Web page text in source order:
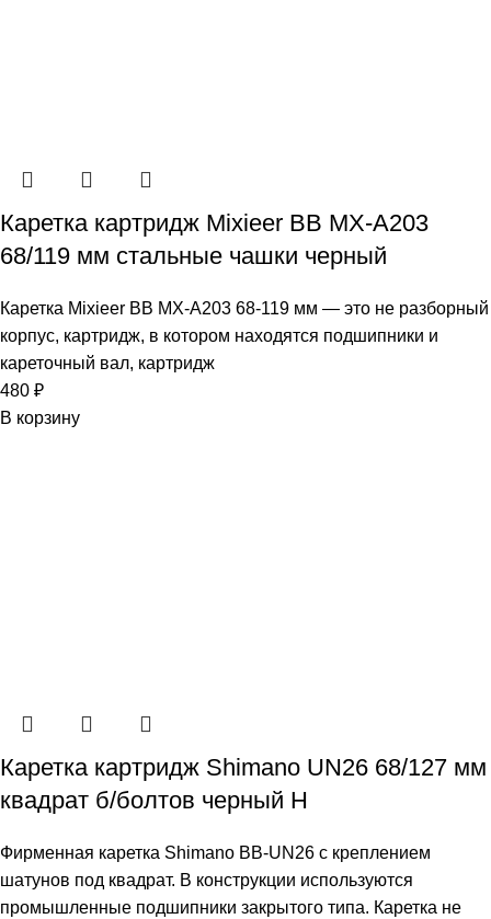
Каретка картридж Mixieer BB MX-A203
68/119 мм стальные чашки черный
Каретка Mixieer BB MX-A203 68-119 мм — это не разборный
корпус, картридж, в котором находятся подшипники и
кареточный вал, картридж
480 ₽
В корзину
Каретка картридж Shimano UN26 68/127 мм
квадрат б/болтов черный Н
Фирменная каретка Shimano BB-UN26 с креплением
шатунов под квадрат. В конструкции используются
промышленные подшипники закрытого типа. Каретка не